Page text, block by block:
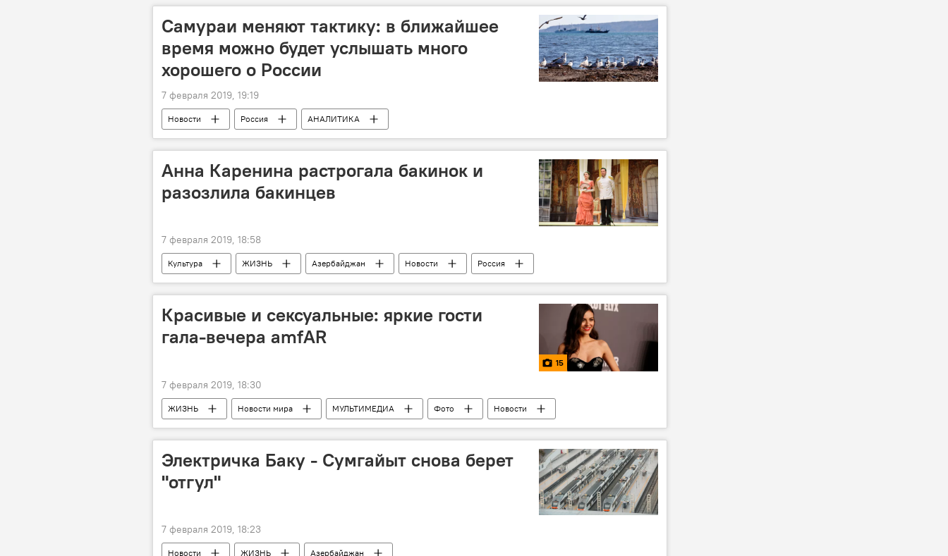
Самураи меняют тактику: в ближайшее
время можно будет услышать много
хорошего о России
7 февраля 2019, 19:19
Новости Россия АНАЛИТИКА
Анна Каренина растрогала бакинок и
разозлила бакинцев
7 февраля 2019, 18:58
Культура ЖИЗНЬ Азербайджан Новости
Россия
За кулисами и в свете софитов
Красивые и сексуальные: яркие гости
гала-вечера amfAR
15
7 февраля 2019, 18:30
ЖИЗНЬ Новости мира МУЛЬТИМЕДИА Фото
Новости
Культура
Электричка Баку - Сумгайыт снова берет
"отгул"
7 февраля 2019, 18:23
Новости ЖИЗНЬ Азербайджан